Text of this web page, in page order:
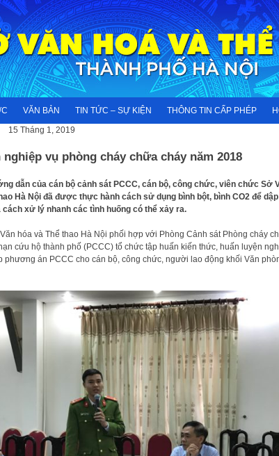
VĂN BẢN TIN TỨC – SỰ KIỆN THÔNG TIN CẤP PHÉP
15 Tháng 1, 2019
nghiệp vụ phòng cháy chữa cháy năm 2018
dẫn của cán bộ cảnh sát PCCC, cán bộ, công chức, viên chức Sở
Hà Nội đã được thực hành cách sử dụng bình bột, bình CO2 để
cách xử lý nhanh các tình huống có thể xảy ra.
hóa và Thể thao Hà Nội phối hợp với Phòng Cảnh sát Phòng cháy
cứu hộ thành phố (PCCC) tổ chức tập huấn kiến thức, huấn luyện
phương án PCCC cho cán bộ, công chức, người lao động khối Văn